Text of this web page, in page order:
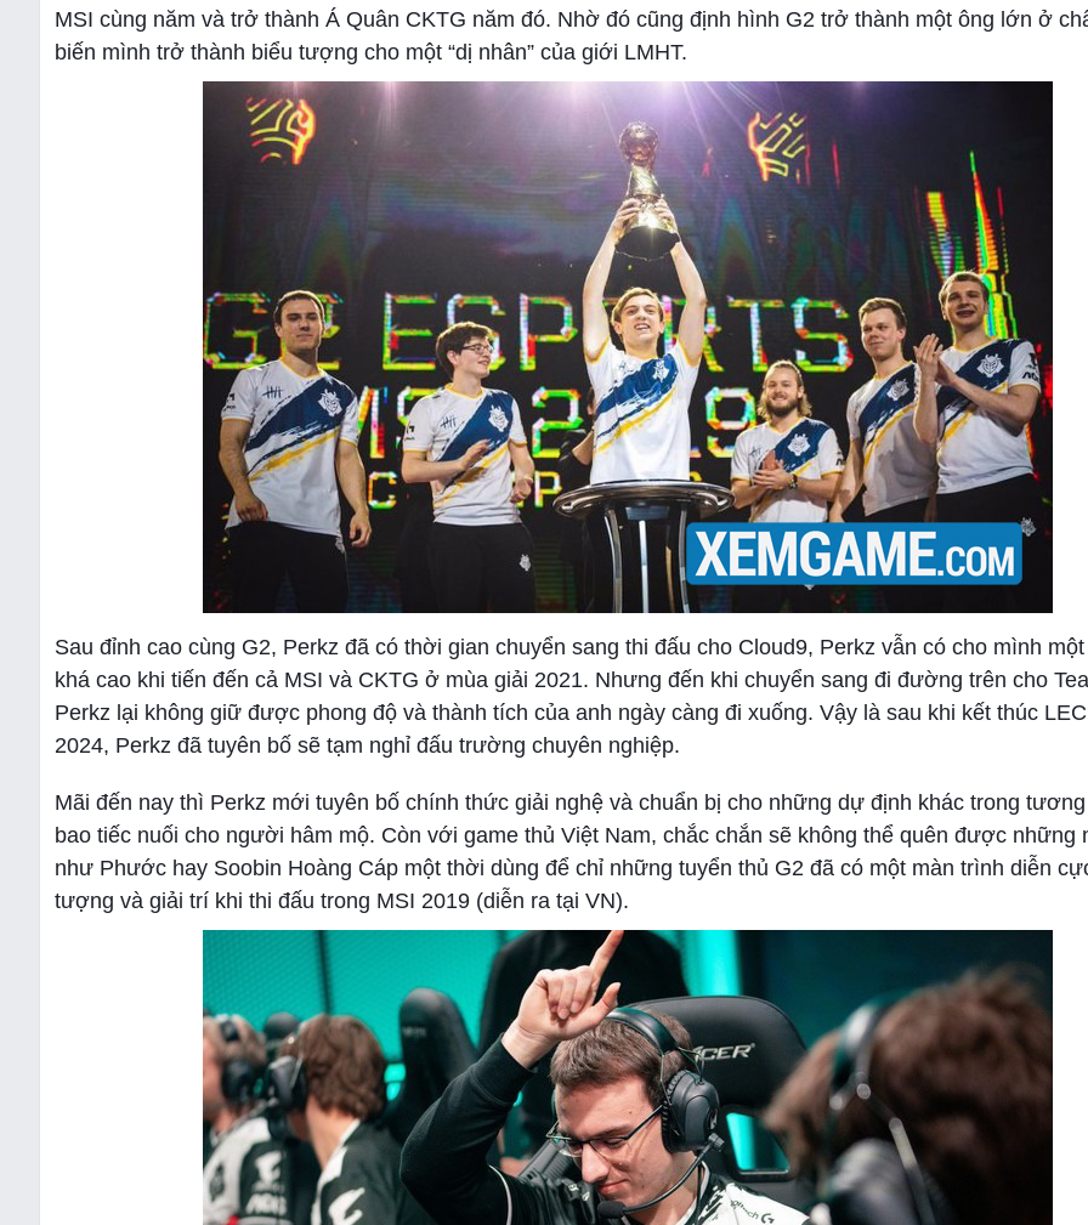
MSI cùng năm và trở thành Á Quân CKTG năm đó. Nhờ đó cũng định hình G2 trở thành một ông lớn ở
biến mình trở thành biểu tượng cho một “dị nhân” của giới LMHT.
Sau đỉnh cao cùng G2, Perkz đã có thời gian chuyển sang thi đấu cho Cloud9, Perkz vẫn có cho mình
khá cao khi tiến đến cả MSI và CKTG ở mùa giải 2021. Nhưng đến khi chuyển sang đi đường trên cho
Perkz lại không giữ được phong độ và thành tích của anh ngày càng đi xuống. Vậy là sau khi kết thúc
2024, Perkz đã tuyên bố sẽ tạm nghỉ đấu trường chuyên nghiệp.
Mãi đến nay thì Perkz mới tuyên bố chính thức giải nghệ và chuẩn bị cho những dự định khác trong
bao tiếc nuối cho người hâm mộ. Còn với game thủ Việt Nam, chắc chắn sẽ không thể quên được những
như Phước hay Soobin Hoàng Cáp một thời dùng để chỉ những tuyển thủ G2 đã có một màn trình diễn
tượng và giải trí khi thi đấu trong MSI 2019 (diễn ra tại VN).